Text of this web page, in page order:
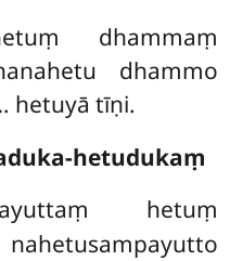
dhammaṃ
dhammo
hetuyā tīṇi.
hetudukaṃ
hetuṃ